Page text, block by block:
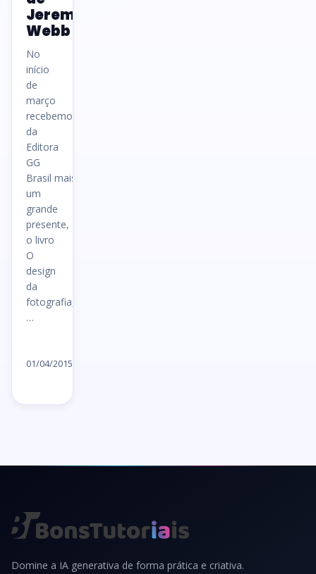
Jeremy
Webb
No
início
de
março
recebemos
da
Editora
GG
Brasil mais
um
grande
presente,
o livro
O
design
da
fotografia,
…
01/04/2015
Domine a IA generativa de forma prática e criativa.